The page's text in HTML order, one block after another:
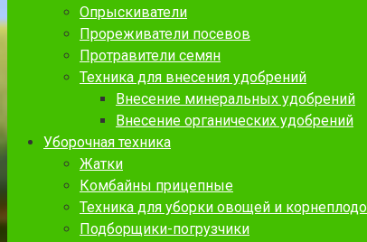
Опрыскиватели
Прореживатели посевов
Протравители семян
Техника для внесения удобрений
Внесение минеральных удобрений
Внесение органических удобрений
Уборочная техника
Жатки
Комбайны прицепные
Техника для уборки овощей и
Подборщики-погрузчики